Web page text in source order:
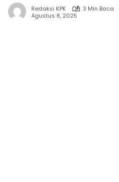
Redaksi KPK
3 Min Baca
Agustus 8, 2025